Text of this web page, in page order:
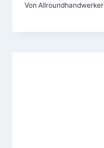
Von Allroundhandwerker